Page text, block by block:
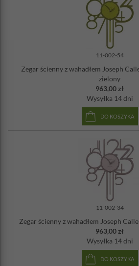
11-002-54
Zegar ścienny z wahadłem Joseph
zielony
963,00 zł
Wysyłka 14 dni
DO KOSZYKA
11-002-34
Zegar ścienny z wahadłem Joseph
963,00 zł
Wysyłka 14 dni
DO KOSZYKA